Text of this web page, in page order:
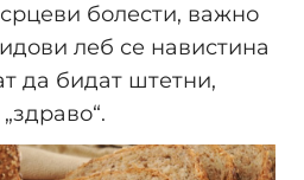
болести, важно
леб се навистина
да бидат штетни,